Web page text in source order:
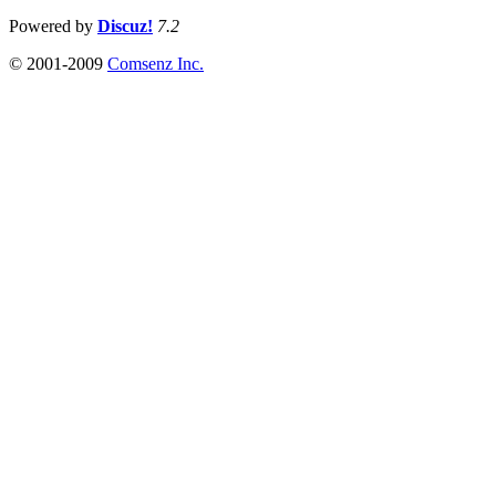
Powered by Discuz! 7.2
© 2001-2009 Comsenz Inc.